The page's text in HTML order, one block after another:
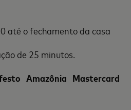
até o fechamento da casa
de 25 minutos.
Amazônia Mastercard